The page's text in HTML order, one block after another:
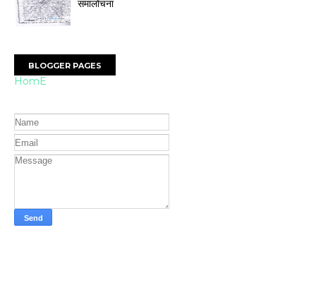
समालोचना
BLOGGER PAGES
HomE